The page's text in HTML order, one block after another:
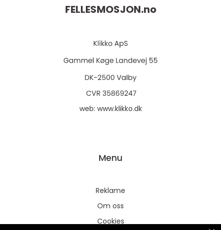
FELLESMOSJON.no
web: www.klikko.dk
Menu
Reklame
Om oss
Cookies